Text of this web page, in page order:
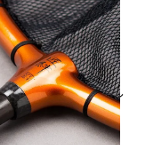
ょうえん) カーボン
ル【送料無料】